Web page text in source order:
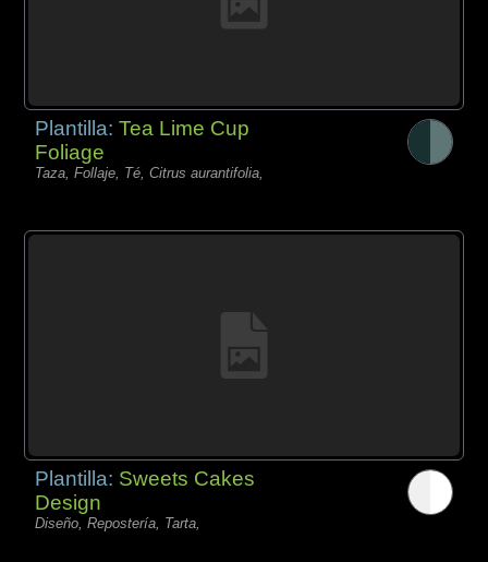
Plantilla:Tea Lime Cup
Foliage
Taza, Follaje, Té, Citrus aurantifolia,
Plantilla: Sweets Cakes
Design
Diseño, Repostería, Tarta,